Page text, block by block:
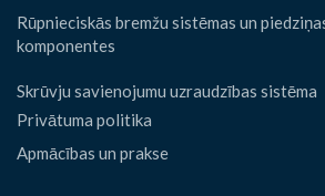
Rūpnieciskās bremžu sistēmas un
komponentes
Skrūvju savienojumu uzraudzības sistēma
Privātuma politika
Apmācības un prakse